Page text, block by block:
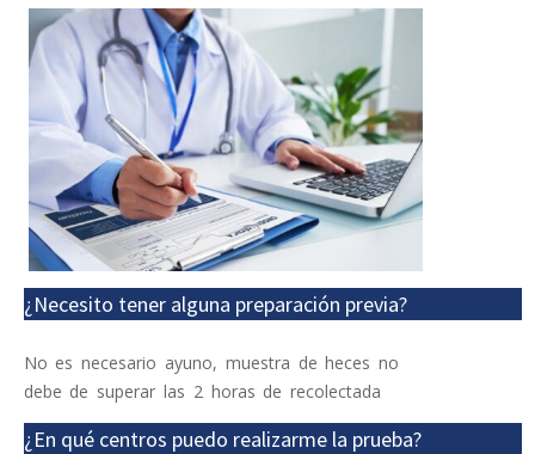
¿Necesito tener alguna preparación previa?
No es necesario ayuno, muestra de heces no
debe de superar las 2 horas de recolectada
¿En qué centros puedo realizarme la prueba?